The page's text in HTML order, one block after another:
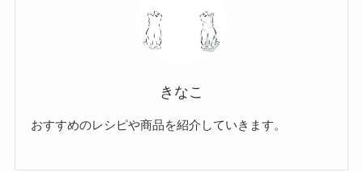
きなこ
おすすめのレシピや商品を紹介していきます。